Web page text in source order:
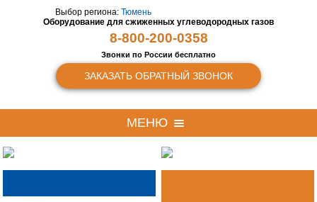
Выбор региона: Тюмень
Оборудование для сжиженных углеводородных газов
8-800-200-0358
Звонки по России бесплатно
ЗАКАЗАТЬ ОБРАТНЫЙ ЗВОНОК
МЕНЮ